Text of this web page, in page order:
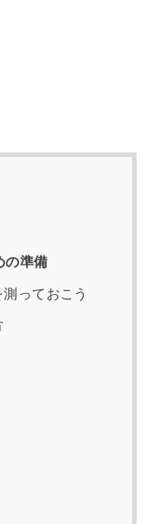
の準備
っておこう